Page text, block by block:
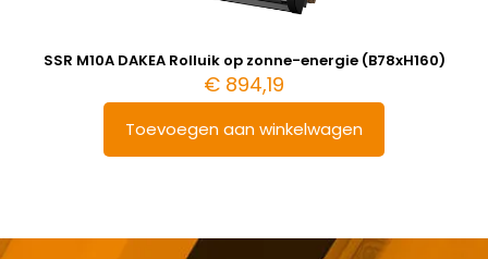
SSR M10A DAKEA Rolluik op zonne-energie (B78xH160)
€ 894,19
Toevoegen aan winkelwagen